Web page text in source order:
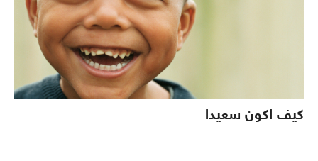
كيف اكون سعيدا